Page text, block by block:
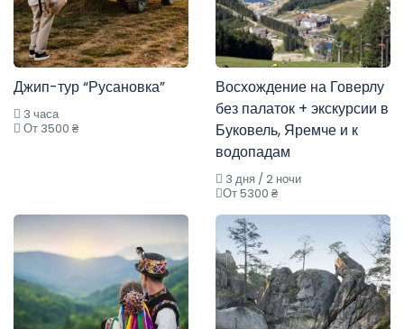
Джип-тур “Русановка”
3 часа
От 3500 ₴
Восхождение на Говерлу
без палаток + экскурсии в
Буковель, Яремче и к
водопадам
3 дня / 2 ночи
От 5300 ₴